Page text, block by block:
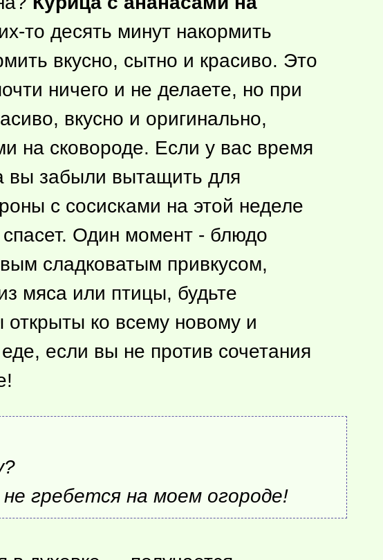
то десять минут накормить
вкусно, сытно и красиво. Это
ничего и не делаете, но при
вкусно и оригинально,
на сковороде. Если у вас время
вы забыли вытащить для
с сосисками на этой неделе
Один момент - блюдо
сладковатым привкусом,
мяса или птицы, будьте
ко всему новому и
если вы не против сочетания
гребется на моем огороде!